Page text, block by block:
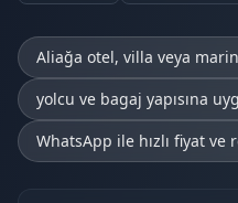
Aliağa otel, villa veya
yolcu ve bagaj yapısına
WhatsApp ile hızlı fiyat ve